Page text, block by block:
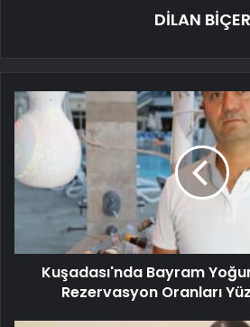
DİLAN BİÇER
Kuşadası'nda Bayram
Rezervasyon Oranları